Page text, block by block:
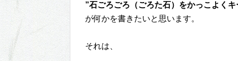
”石ごろごろ（ごろた石）をかっこよく
が何かを書きたいと思います。
それは、